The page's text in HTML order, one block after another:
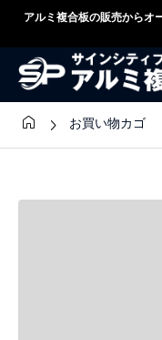
アルミ複合板の販売からオ
  お買い物カゴ